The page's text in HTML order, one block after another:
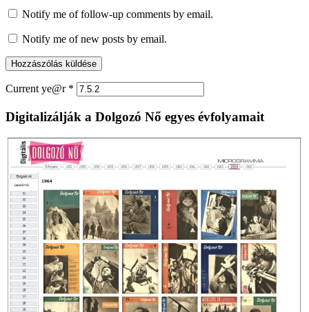
Notify me of follow-up comments by email.
Notify me of new posts by email.
Current ye@r *
Digitalizálják a Dolgozó Nő egyes évfolyamait